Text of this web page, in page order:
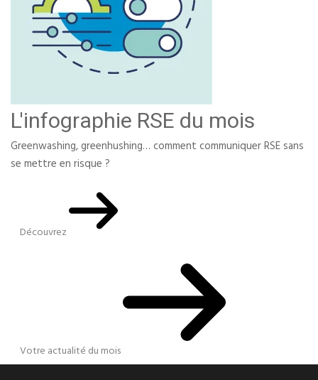
L'infographie RSE du mois
Greenwashing, greenhushing… comment communiquer RSE sans
se mettre en risque ?
Découvrez
Votre actualité du mois